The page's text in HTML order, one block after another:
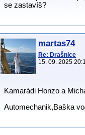
se zastavíš?
martas74
Re: Drašnice
15. 09. 2025
Kamarádi Honzo a
Automechanik,Baška